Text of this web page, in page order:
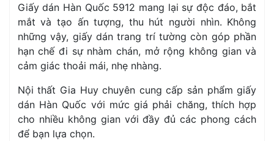
Giấy dán Hàn Quốc 5912 mang lại sự độc đáo, bắt
mắt và tạo ấn tượng, thu hút người nhìn. Không
những vậy, giấy dán trang trí tường còn góp phần
hạn chế đi sự nhàm chán, mở rộng không gian và
cảm giác thoải mái, nhẹ nhàng.
Nội thất Gia Huy chuyên cung cấp sản phẩm giấy
dán Hàn Quốc với mức giá phải chăng, thích hợp
cho nhiều không gian với đầy đủ các phong cách
để bạn lựa chọn.